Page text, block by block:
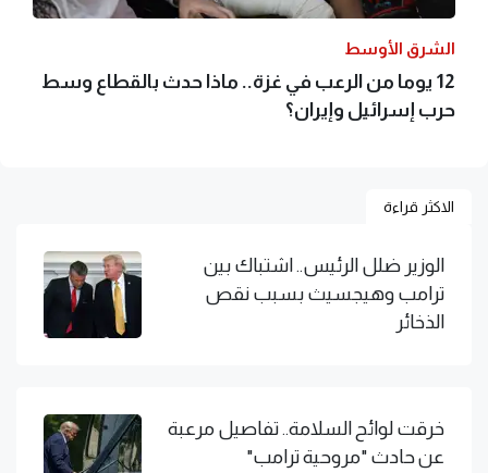
الشرق الأوسط
12 يوما من الرعب في غزة.. ماذا حدث بالقطاع وسط
حرب إسرائيل وإيران؟
الاكثر قراءة
الوزير ضلل الرئيس.. اشتباك بين
ترامب وهيجسيث بسبب نقص
الذخائر
خرقت لوائح السلامة.. تفاصيل مرعبة
عن حادث "مروحية ترامب"